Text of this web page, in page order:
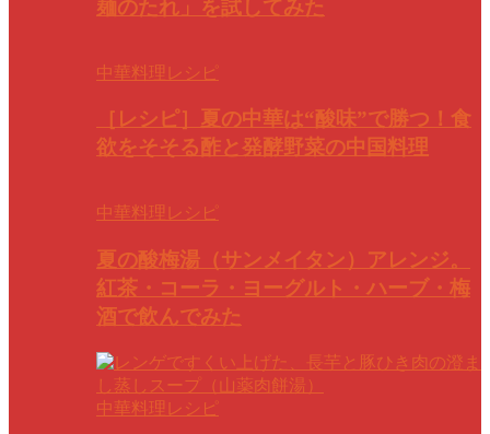
麺のたれ」を試してみた
中華料理レシピ
［レシピ］夏の中華は“酸味”で勝つ！食
欲をそそる酢と発酵野菜の中国料理
中華料理レシピ
夏の酸梅湯（サンメイタン）アレンジ。
紅茶・コーラ・ヨーグルト・ハーブ・梅
酒で飲んでみた
中華料理レシピ